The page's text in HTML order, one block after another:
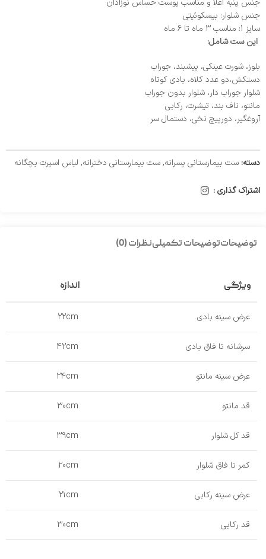
جنس پنبه اعلا و مناسب پوست حساس نوزادان
جنس شلوار: بیسکوئیتی
سایز 1: مناسب 3 ماه تا 6 ماه
این ست شامل:
بلوز، شورت عینکی، پیشبند، جوراب
دستکش،دو عدد کلاه، بادی کوتاه
شلوار جوراب دار، شلوار بدون جوراب
مانتو، ناف بند، تیشرت، رکابی
آروغگیر، دورپیچ نخی، دستمال سر
دسته: ست بیمارستانی پسرانه,ست بیمارستانی دخترانه, لباس اسپرت بچگانه
اشتراک گذاری :
توضیحاتتوضیحات تکمیلینظرات (0)
ویژگی اندازه
عرض سینه بادی 22cm
سرشانه تا فاق بادی 42cm
عرض سینه مانتو 24cm
قد مانتو 30cm
قد کل شلوار 39cm
کمر تا فاق شلوار 20cm
عرض سینه رکابی 21cm
قد رکابی 30cm